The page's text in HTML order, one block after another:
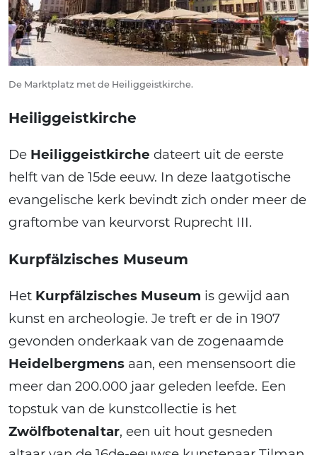
De Marktplatz met de Heiliggeistkirche.
Heiliggeistkirche
De Heiliggeistkirche dateert uit de eerste
helft van de 15de eeuw. In deze laatgotische
evangelische kerk bevindt zich onder meer de
graftombe van keurvorst Ruprecht III.
Kurpfälzisches Museum
Het Kurpfälzisches Museum is gewijd aan
kunst en archeologie. Je treft er de in 1907
gevonden onderkaak van de zogenaamde
Heidelbergmens aan, een mensensoort die
meer dan 200.000 jaar geleden leefde. Een
topstuk van de kunstcollectie is het
Zwölfbotenaltar, een uit hout gesneden